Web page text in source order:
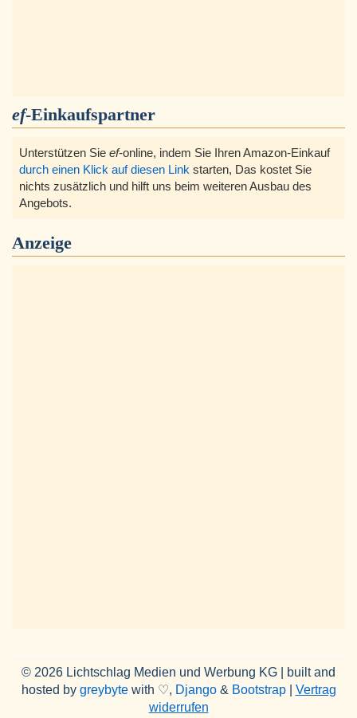
ef-Einkaufspartner
Unterstützen Sie ef-online, indem Sie Ihren Amazon-Einkauf
durch einen Klick auf diesen Link starten, Das kostet Sie
nichts zusätzlich und hilft uns beim weiteren Ausbau des
Angebots.
Anzeige
© 2026 Lichtschlag Medien und Werbung KG | built and
hosted by greybytewith ♡, Django& Bootstrap| Vertrag
widerrufen